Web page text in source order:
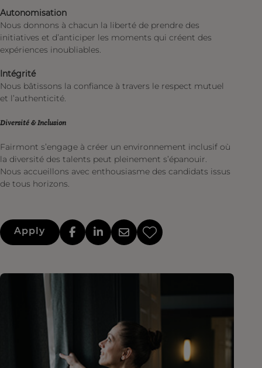
Autonomisation
Nous donnons à chacun la liberté de prendre des
initiatives et d’anticiper les moments qui créent des
expériences inoubliables.
Intégrité
Nous bâtissons la confiance à travers le respect mutuel
et l’authenticité.
Diversité & Inclusion
Fairmont s’engage à créer un environnement inclusif où
la diversité des talents peut pleinement s’épanouir.
Nous accueillons avec enthousiasme des candidats issus
de tous horizons.
Apply